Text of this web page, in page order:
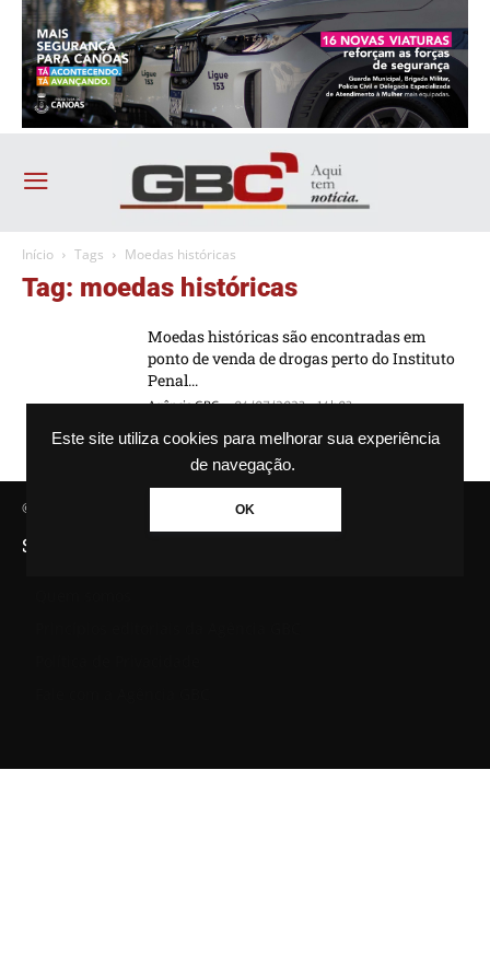
Este site utiliza cookies para melhorar sua experiência
de navegação.
OK
Início Tags Moedas históricas
Tag: moedas históricas
Moedas históricas são encontradas em
ponto de venda de drogas perto do Instituto
Penal...
Agência GBC - 04/07/2023 - 14h03
© Agência GBC. Aqui tem notícia. Todos os direitos reservados.
SAIBA MAIS SOBRE A AGÊNCIA GBC